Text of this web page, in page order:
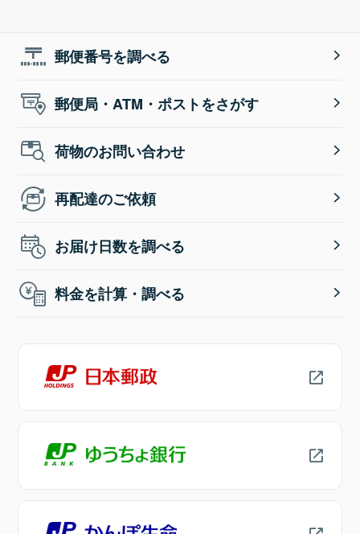
郵便番号を調べる
郵便局・ATM・ポストをさがす
荷物のお問い合わせ
再配達のご依頼
お届け日数を調べる
料金を計算・調べる